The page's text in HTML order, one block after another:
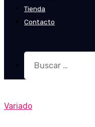
Tienda
Contacto
Buscar:
Variado